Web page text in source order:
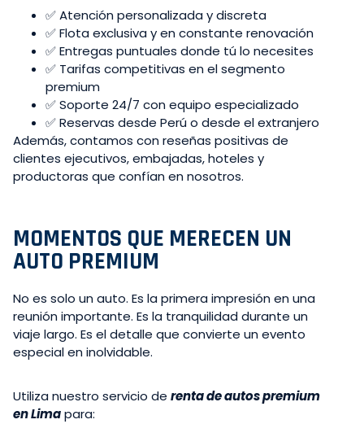
✅ Atención personalizada y discreta
✅ Flota exclusiva y en constante renovación
✅ Entregas puntuales donde tú lo necesites
✅ Tarifas competitivas en el segmento
premium
✅ Soporte 24/7 con equipo especializado
✅ Reservas desde Perú o desde el extranjero
Además, contamos con reseñas positivas de
clientes ejecutivos, embajadas, hoteles y
productoras que confían en nosotros.
MOMENTOS QUE MERECEN UN
AUTO PREMIUM
No es solo un auto. Es la primera impresión en una
reunión importante. Es la tranquilidad durante un
viaje largo. Es el detalle que convierte un evento
especial en inolvidable.
Utiliza nuestro servicio de renta de autos premium
en Limapara: